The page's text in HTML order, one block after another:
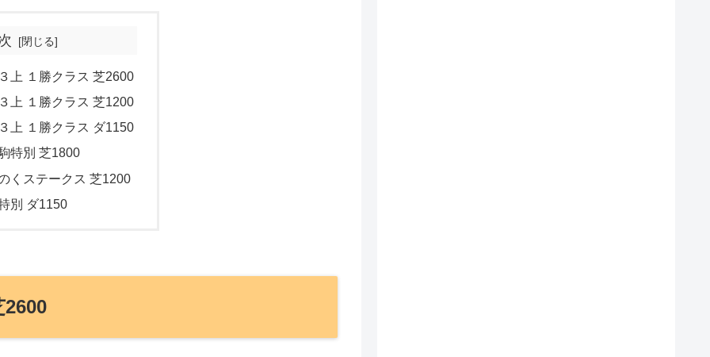
上 １勝クラス 芝2600
上 １勝クラス 芝1200
上 １勝クラス ダ1150
特別 芝1800
くステークス 芝1200
別 ダ1150